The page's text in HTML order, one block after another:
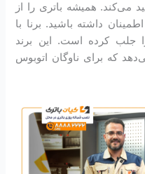
می‌کند. همیشه باتری را از
داشته باشید. برنا با
جلب کرده است. این برند
که برای ناوگان اتوبوس